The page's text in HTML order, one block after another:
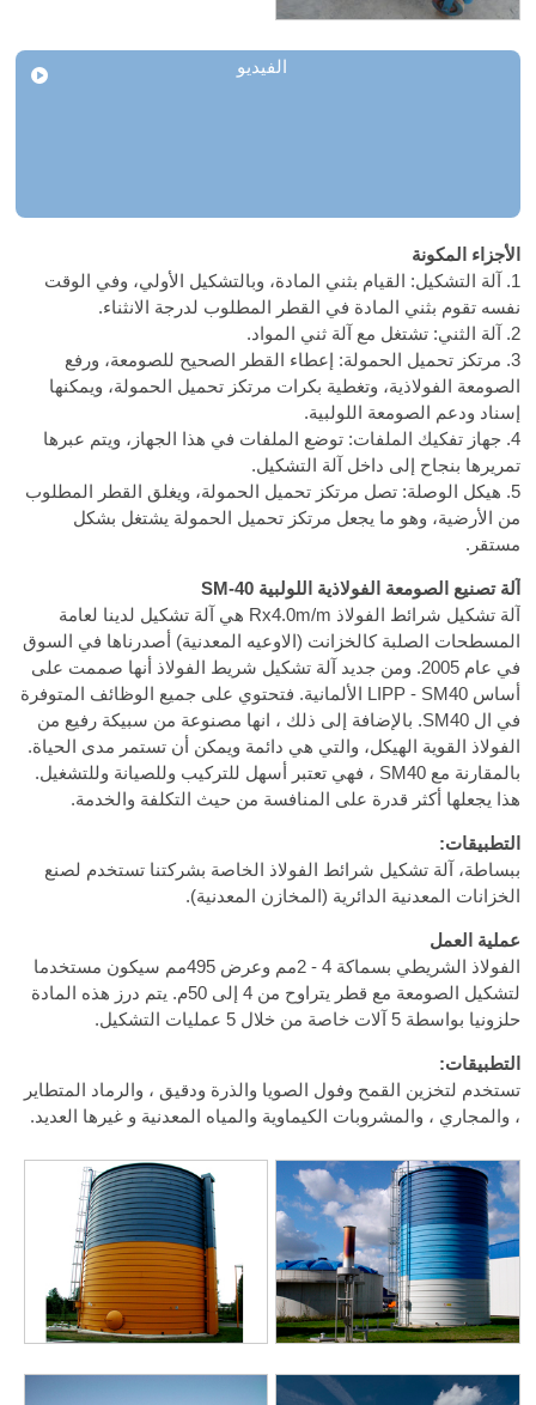
الفيديو
الأجزاء المكونة
1. آلة التشكيل: القيام بثني المادة، وبالتشكيل الأولي، وفي الوقت
نفسه تقوم بثني المادة في القطر المطلوب لدرجة الانثناء.
2. آلة الثني: تشتغل مع آلة ثني المواد.
3. مرتكز تحميل الحمولة: إعطاء القطر الصحيح للصومعة، ورفع
الصومعة الفولاذية، وتغطية بكرات مرتكز تحميل الحمولة، ويمكنها
إسناد ودعم الصومعة اللولبية.
4. جهاز تفكيك الملفات: توضع الملفات في هذا الجهاز، ويتم عبرها
تمريرها بنجاح إلى داخل آلة التشكيل.
5. هيكل الوصلة: تصل مرتكز تحميل الحمولة، ويغلق القطر المطلوب
من الأرضية، وهو ما يجعل مرتكز تحميل الحمولة يشتغل بشكل
مستقر.
آلة تصنيع الصومعة الفولاذية اللولبية SM-40
آلة تشكيل شرائط الفولاذ Rx4.0m/m هي آلة تشكيل لدينا لعامة
المسطحات الصلبة كالخزانت (الاوعيه المعدنية) أصدرناها في السوق
في عام 2005. ومن جديد آلة تشكيل شريط الفولاذ أنها صممت على
أساس LIPP - SM40 الألمانية. فتحتوي على جميع الوظائف المتوفرة
في ال SM40. بالإضافة إلى ذلك ، انها مصنوعة من سبيكة رفيع من
الفولاذ القوية الهيكل، والتي هي دائمة ويمكن أن تستمر مدى الحياة.
بالمقارنة مع SM40 ، فهي تعتبر أسهل للتركيب وللصيانة وللتشغيل.
هذا يجعلها أكثر قدرة على المنافسة من حيث التكلفة والخدمة.
التطبيقات:
ببساطة، آلة تشكيل شرائط الفولاذ الخاصة بشركتنا تستخدم لصنع
الخزانات المعدنية الدائرية (المخازن المعدنية).
عملية العمل
الفولاذ الشريطي بسماكة2 - 4
مم وعرض 495مم سيكون مستخدما
لتشكيل الصومعة مع قطر يتراوح من 4 إلى 50م. يتم درز هذه المادة
حلزونيا بواسطة 5 آلات خاصة من خلال 5 عمليات التشكيل.
التطبيقات:
تستخدم لتخزين القمح وفول الصويا والذرة ودقيق ، والرماد المتطاير
، والمجاري ، والمشروبات الكيماوية والمياه المعدنية و غيرها العديد.